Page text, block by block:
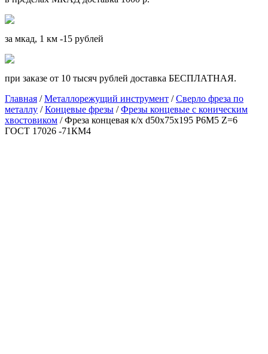
за мкад, 1 км -15 рублей
при заказе от 10 тысяч рублей доставка БЕСПЛАТНАЯ.
Главная /Металлорежущий инструмент /Сверло фреза по
металлу /Концевые фрезы /Фрезы концевые с коническим
хвостовиком / Фреза концевая к/х d50х75х195 Р6М5 Z=6
ГОСТ 17026 -71КМ4